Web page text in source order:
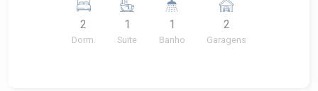
ventilador. Lavanderia coberta
2
Dorm.
1
Suite
1
Banho
2
Garagens